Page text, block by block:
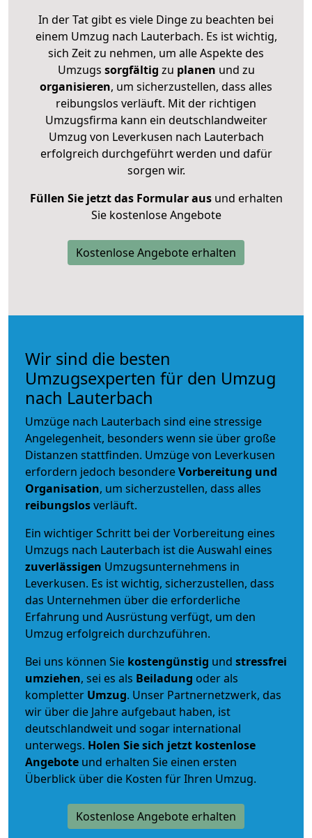
In der Tat gibt es viele Dinge zu beachten bei
einem Umzug nach Lauterbach. Es ist wichtig,
sich Zeit zu nehmen, um alle Aspekte des
Umzugs sorgfältig zu planen und zu
organisieren, um sicherzustellen, dass alles
reibungslos verläuft. Mit der richtigen
Umzugsfirma kann ein deutschlandweiter
Umzug von Leverkusen nach Lauterbach
erfolgreich durchgeführt werden und dafür
sorgen wir.
Füllen Sie jetzt das Formular ausund erhalten
Sie kostenlose Angebote
Kostenlose Angebote erhalten
Wir sind die besten
Umzugsexperten für den Umzug
nach Lauterbach
Umzüge nach Lauterbach sind eine stressige
Angelegenheit, besonders wenn sie über große
Distanzen stattfinden. Umzüge von Leverkusen
erfordern jedoch besondereVorbereitung und
Organisation, um sicherzustellen, dass alles
reibungslosverläuft.
Ein wichtiger Schritt bei der Vorbereitung eines
Umzugs nach Lauterbach ist die Auswahl eines
zuverlässigen Umzugsunternehmens in
Leverkusen. Es ist wichtig, sicherzustellen, dass
das Unternehmen über die erforderliche
Erfahrung und Ausrüstung verfügt, um den
Umzug erfolgreich durchzuführen.
Bei uns können Sie kostengünstig und stressfrei
umziehen, sei es als Beiladung oder als
kompletter Umzug. Unser Partnernetzwerk, das
wir über die Jahre aufgebaut haben, ist
deutschlandweit und sogar international
unterwegs. Holen Sie sich jetzt kostenlose
Angebote und erhalten Sie einen ersten
Überblick über die Kosten für Ihren Umzug.
Kostenlose Angebote erhalten